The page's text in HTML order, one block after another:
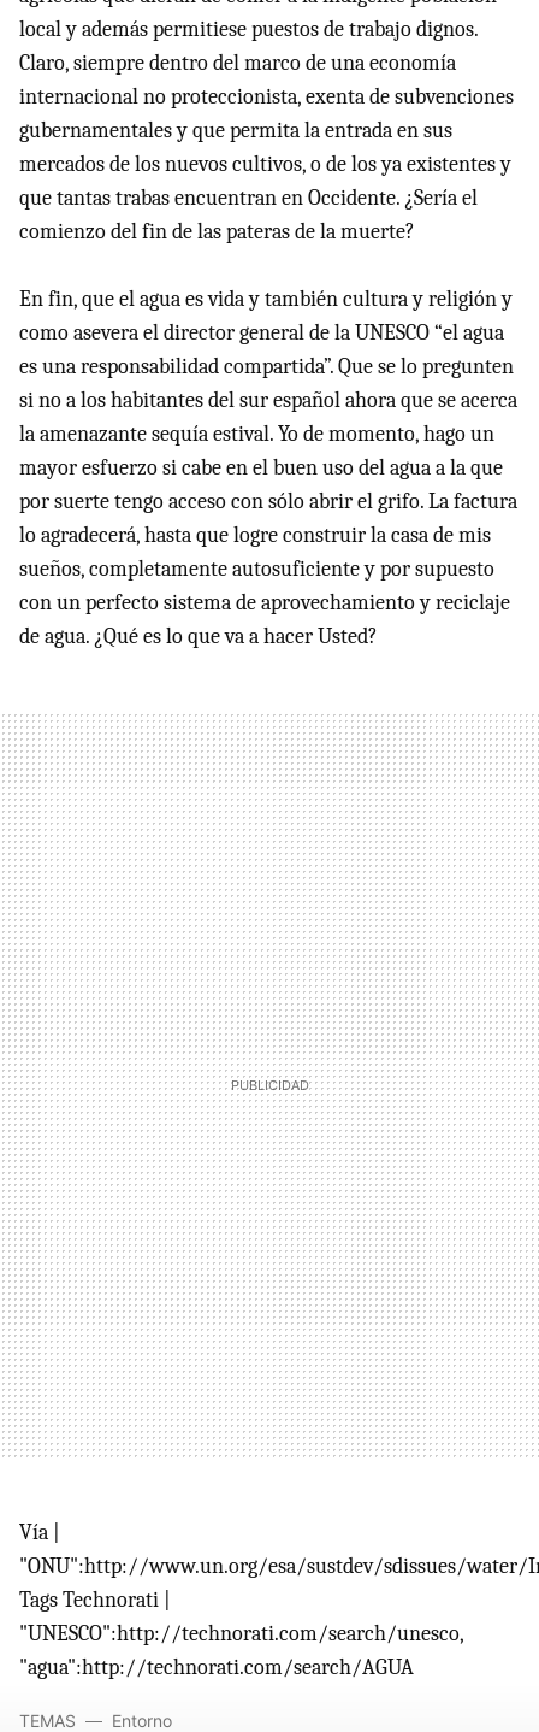
local y además permitiese puestos de trabajo dignos.
Claro, siempre dentro del marco de una economía
internacional no proteccionista, exenta de subvenciones
gubernamentales y que permita la entrada en sus
mercados de los nuevos cultivos, o de los ya existentes y
que tantas trabas encuentran en Occidente. ¿Sería el
comienzo del fin de las pateras de la muerte?
En fin, que el agua es vida y también cultura y religión y
como asevera el director general de la UNESCO “el agua
es una responsabilidad compartida”. Que se lo pregunten
si no a los habitantes del sur español ahora que se acerca
la amenazante sequía estival. Yo de momento, hago un
mayor esfuerzo si cabe en el buen uso del agua a la que
por suerte tengo acceso con sólo abrir el grifo. La factura
lo agradecerá, hasta que logre construir la casa de mis
sueños, completamente autosuficiente y por supuesto
con un perfecto sistema de aprovechamiento y reciclaje
de agua. ¿Qué es lo que va a hacer Usted?
Vía |
"ONU":http://www.un.org/esa/sustdev/sdissues/water/
Tags Technorati |
"UNESCO":http://technorati.com/search/unesco,
"agua":http://technorati.com/search/AGUA
TEMAS Entorno